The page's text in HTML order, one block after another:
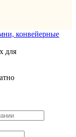
для